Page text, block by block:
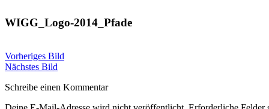
WIGG_Logo-2014_Pfade
Vorheriges Bild
Nächstes Bild
Schreibe einen Kommentar